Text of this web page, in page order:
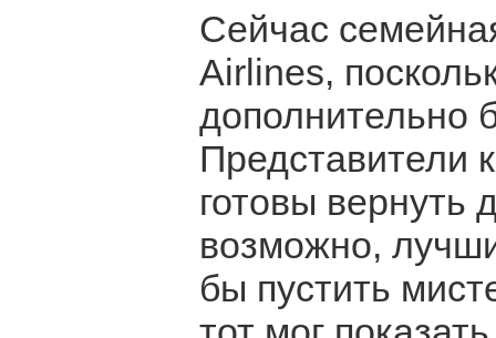
Сейчас
Airlines,
дополнительно
Представители
готовы вернуть
возможно,
бы пустить